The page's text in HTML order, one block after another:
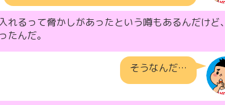
れるって脅かしがあったという噂もあるんだけど
たんだ。
そうなんだ…